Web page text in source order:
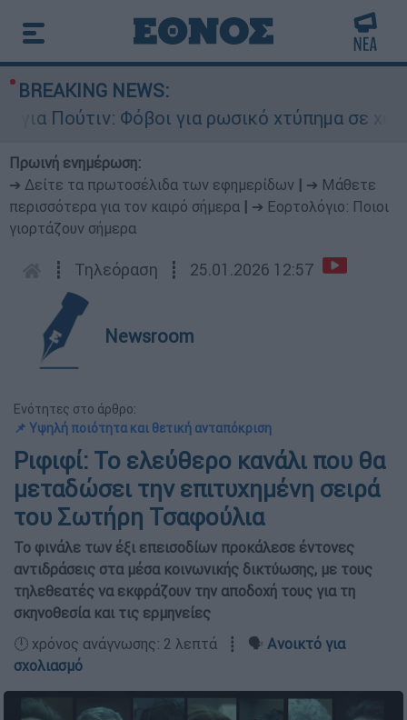
BREAKING NEWS:
Πούτιν: Φόβοι για ρωσικό χτύπημα σε χώρα
Πρωινή ενημέρωση:
➔ Δείτε τα πρωτοσέλιδα των εφημερίδων
➔ Μάθετε
περισσότερα για τον καιρό σήμερα
➔ Εορτολόγιο: Ποιοι
γιορτάζουν σήμερα
┋ Τηλεόραση ┋ 25.01.2026 12:57
Newsroom
Ενότητες στο άρθρο:
📌 Υψηλή ποιότητα και θετική ανταπόκριση
Ριφιφί: Το ελεύθερο κανάλι που θα
μεταδώσει την επιτυχημένη σειρά
του Σωτήρη Τσαφούλια
Το φινάλε των έξι επεισοδίων προκάλεσε έντονες
αντιδράσεις στα μέσα κοινωνικής δικτύωσης, με τους
τηλεθεατές να εκφράζουν την αποδοχή τους για τη
σκηνοθεσία και τις ερμηνείες
🕛 χρόνος ανάγνωσης: 2 λεπτά ┋ 🗣️ Ανοικτό για
σχολιασμό